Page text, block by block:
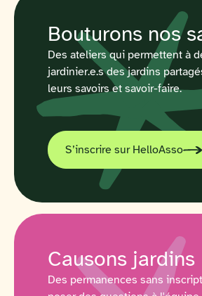
Bouturons nos
Des ateliers qui permettent à
jardinier.e.s des jardins
leurs savoirs et savoir-faire.
S’inscrire sur HelloAsso
Causons jardins
Des permanences sans